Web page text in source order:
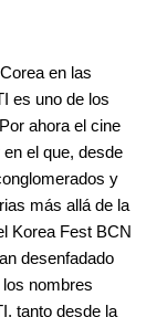
en las
es uno de los
ahora el cine
el que, desde
y
más allá de la
Korea Fest BCN
desenfadado
nombres
tanto desde la